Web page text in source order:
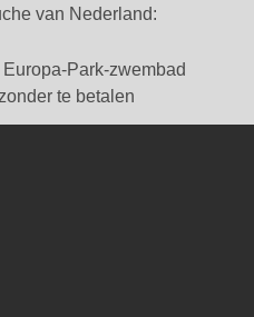
van Nederland:
Park-zwembad
te betalen